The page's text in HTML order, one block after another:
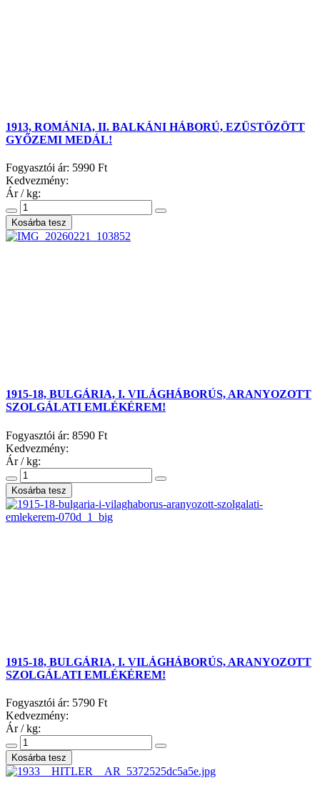
1913, ROMÁNIA, II. BALKÁNI HÁBORÚ, EZÜSTÖZÖTT
GYŐZEMI MEDÁL!
Fogyasztói ár: 5990 Ft
Kedvezmény:
Ár / kg:
1915-18, BULGÁRIA, I. VILÁGHÁBORÚS, ARANYOZOTT
SZOLGÁLATI EMLÉKÉREM!
Fogyasztói ár: 8590 Ft
Kedvezmény:
Ár / kg:
1915-18, BULGÁRIA, I. VILÁGHÁBORÚS, ARANYOZOTT
SZOLGÁLATI EMLÉKÉREM!
Fogyasztói ár: 5790 Ft
Kedvezmény:
Ár / kg: